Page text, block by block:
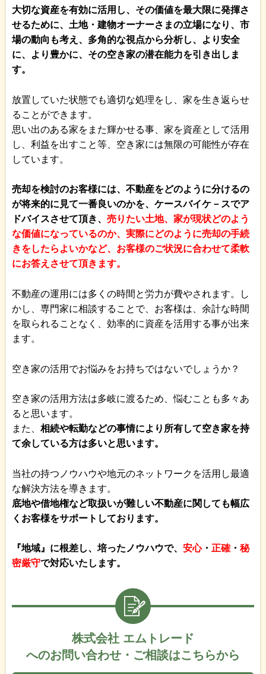
大切な資産を有効に活用し、その価値を最大限に発揮さ
せるために、土地・建物オーナーさまの立場になり、市
場の動向も考え、多角的な視点から分析し、より安全
に、より豊かに、その空き家の潜在能力を引き出しま
す。
放置していた状態でも適切な処理をし、家を生き返らせ
ることができます。
思い出のある家をまた輝かせる事、家を資産として活用
し、利益を出すこと等、空き家には無限の可能性が存在
しています。
売却を検討のお客様には、不動産をどのように分けるの
が将来的に見て一番良いのかを、ケースバイケ－スでア
ドバイスさせて頂き、 売りたい土地、家が現状どのよう
な価値になっているのか、実際にどのように売却の手続
きをしたらよいかなど、お客様のご状況に合わせて柔軟
にお答えさせて頂きます。
不動産の運用には多くの時間と労力が費やされます。し
かし、専門家に相談することで、お客様は、余計な時間
を取られることなく、効率的に資産を活用する事が出来
ます。
空き家の活用でお悩みをお持ちではないでしょうか？
空き家の活用方法は多岐に渡るため、悩むことも多々あ
ると思います。
また、 相続や転勤などの事情により所有して空き家を持
て余している方は多いと思います。
当社の持つノウハウや地元のネットワークを活用し最適
な解決方法を導きます。
底地や借地権など取扱いが難しい不動産に関しても幅広
くお客様をサポートしております。
『地域』に根差し、培ったノウハウで、 安心・ 正確 ・ 秘
密厳守で対応いたします。
株式会社 エムトレード
へのお問い合わせ・ご相談はこちらから